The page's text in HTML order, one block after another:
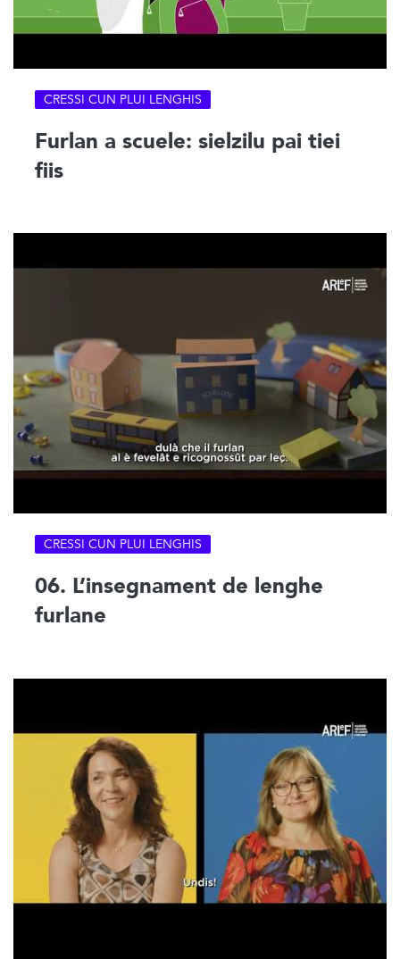
CRESSI CUN PLUI LENGHIS
Furlan a scuele: sielzilu pai tiei
fiis
CRESSI CUN PLUI LENGHIS
06. L’insegnament de lenghe
furlane